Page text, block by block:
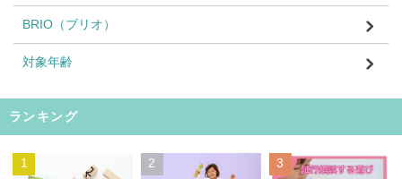
BRIO（ブリオ）
対象年齢
ランキング
1 2 3